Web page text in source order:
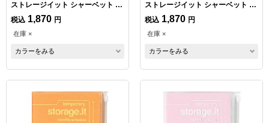
ストレージイット シャーベット ス
トロベリー
税込 1,870 円
在庫 ×
カラーをみる
ストレージイット シャーベット ヨ
ーグルト
税込 1,870 円
在庫 ×
カラーをみる